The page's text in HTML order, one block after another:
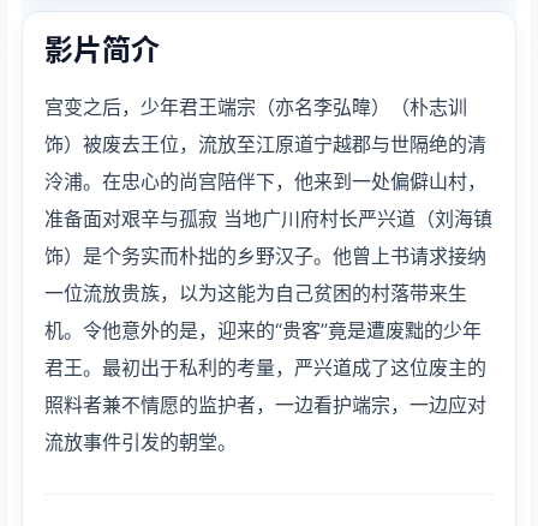
影片简介
宫变之后，少年君王端宗（亦名李弘暐）（朴志训
饰）被废去王位，流放至江原道宁越郡与世隔绝的清
泠浦。在忠心的尚宫陪伴下，他来到一处偏僻山村，
准备面对艰辛与孤寂 当地广川府村长严兴道（刘海镇
饰）是个务实而朴拙的乡野汉子。他曾上书请求接纳
一位流放贵族，以为这能为自己贫困的村落带来生
机。令他意外的是，迎来的“贵客”竟是遭废黜的少年
君王。最初出于私利的考量，严兴道成了这位废主的
照料者兼不情愿的监护者，一边看护端宗，一边应对
流放事件引发的朝堂。